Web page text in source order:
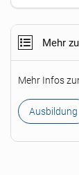
Mehr
Mehr Infos
Ausbildung